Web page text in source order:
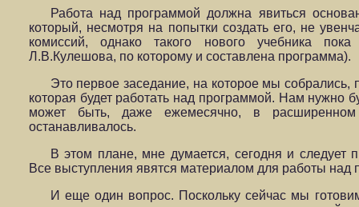
Работа над программой должна явиться
который, несмотря на попытки создать его, не
комиссий, однако такого нового учебника
Л.В.Кулешова, по которому и составлена программа).
Это первое заседание, на которое мы
которая будет работать над программой. Нам нужно
может быть, даже ежемесячно, в
останавливалось.
В этом плане, мне думается, сегодня и следует
Все выступления явятся материалом для работы над
И еще один вопрос. Поскольку сейчас мы